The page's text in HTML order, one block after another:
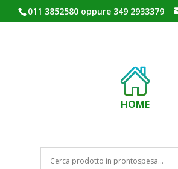
011 3852580 oppure 349 2933379
HOME